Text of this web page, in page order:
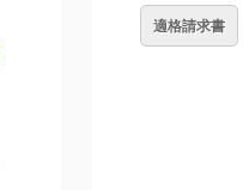
適格請求書